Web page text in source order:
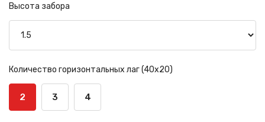
Высота забора
Количество горизонтальных лаг (40х20)
2 3 4